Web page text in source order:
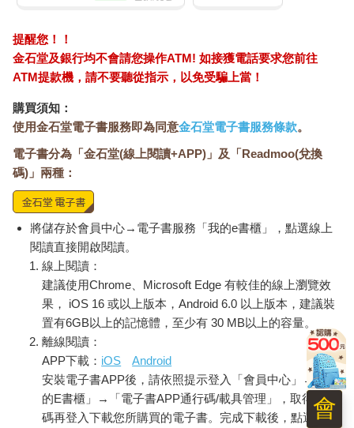
被紛陳的話語和交際弄皺
鎖門，也興起了，弄皺什麼的慾望
於是她重複重複，在午後片片塵埃裡
她深知：
世界的幅員——
身體，不屬於女人自己——
一痕勾著一痕。她只能壓平
這連鎖的縫針
提醒您！！
金石堂及銀行均不會請您操作ATM! 如接獲電話要求您前往
ATM提款機，請不要聽從指示，以免受騙上當！
購買須知：
使用金石堂電子書服務即為同意金石堂電子書服務條款。
電子書分為「金石堂(線上閱讀+APP)」及「Readmoo(兌換
碼)」兩種：
將儲存於會員中心→電子書服務「我的e書櫃」，點選線上
閱讀直接開啟閱讀。
線上閱讀：
建議使用Chrome、Microsoft Edge 有較佳的線上瀏覽效
果， iOS 16 或以上版本，Android 6.0 以上版本，建議裝
置有6GB以上的記憶體，至少有 30 MB以上的容量。
離線閱讀：
APP下載： iOS
Android
安裝電子書APP後，請依照提示登入「會員中心」→「我
的E書櫃」→「電子書APP通行碼/載具管理」，取得通行
碼再登入下載您所購買的電子書。完成下載後，點選任一
會